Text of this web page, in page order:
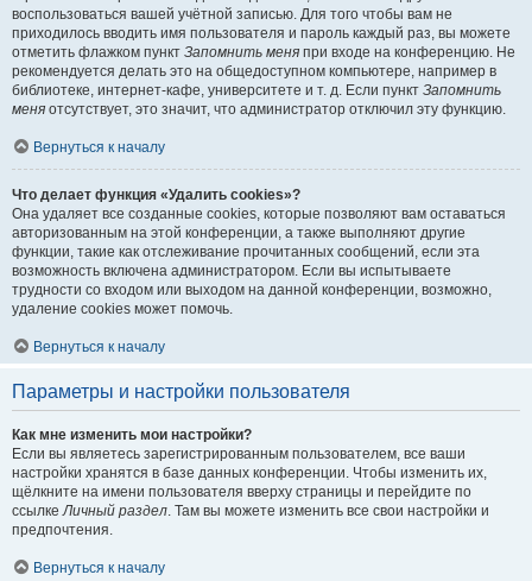
воспользоваться вашей учётной записью. Для того чтобы вам не
приходилось вводить имя пользователя и пароль каждый раз, вы можете
отметить флажком пункт Запомнить меня при входе на конференцию. Не
рекомендуется делать это на общедоступном компьютере, например в
библиотеке, интернет-кафе, университете и т. д. Если пункт Запомнить
меня отсутствует, это значит, что администратор отключил эту функцию.
Вернуться к началу
Что делает функция «Удалить cookies»?
Она удаляет все созданные cookies, которые позволяют вам оставаться
авторизованным на этой конференции, а также выполняют другие
функции, такие как отслеживание прочитанных сообщений, если эта
возможность включена администратором. Если вы испытываете
трудности со входом или выходом на данной конференции, возможно,
удаление cookies может помочь.
Вернуться к началу
Параметры и настройки пользователя
Как мне изменить мои настройки?
Если вы являетесь зарегистрированным пользователем, все ваши
настройки хранятся в базе данных конференции. Чтобы изменить их,
щёлкните на имени пользователя вверху страницы и перейдите по
ссылкеЛичный раздел. Там вы можете изменить все свои настройки и
предпочтения.
Вернуться к началу